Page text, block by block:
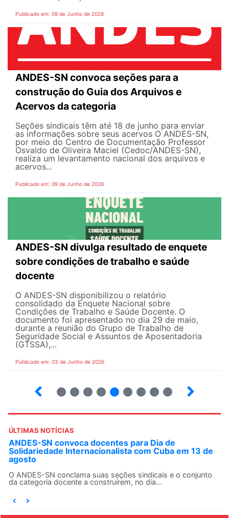
Publicado em: 09 de Junho de 2026
ANDES-SN convoca seções para a
construção do Guia dos Arquivos e
Acervos da categoria
Seções sindicais têm até 18 de junho para enviar
as informações sobre seus acervos O ANDES-SN,
por meio do Centro de Documentação Professor
Osvaldo de Oliveira Maciel (Cedoc/ANDES-SN),
realiza um levantamento nacional dos arquivos e
acervos...
Publicado em: 09 de Junho de 2026
ANDES-SN divulga resultado de enquete
sobre condições de trabalho e saúde
docente
O ANDES-SN disponibilizou o relatório
consolidado da Enquete Nacional sobre
Condições de Trabalho e Saúde Docente. O
documento foi apresentado no dia 29 de maio,
durante a reunião do Grupo de Trabalho de
Seguridade Social e Assuntos de Aposentadoria
(GTSSA),...
Publicado em: 03 de Junho de 2026
ÚLTIMAS NOTÍCIAS
ANDES-SN convoca docentes para Dia de
Solidariedade Internacionalista com Cuba em 13 de
agosto
O ANDES-SN conclama suas seções sindicais e o conjunto
da categoria docente a construírem, no dia...